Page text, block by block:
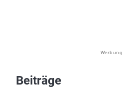
Werbung
Beiträge